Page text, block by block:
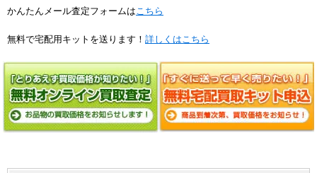
かんたんメール査定フォームはこちら
無料で宅配用キットを送ります！ 詳しくはこちら